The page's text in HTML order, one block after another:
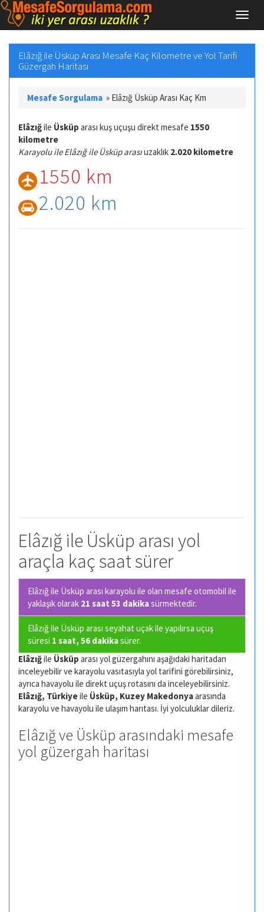
Elâzığ ile Üsküp Arası Mesafe Kaç Kilometre ve Yol Tarifi
Güzergah Haritası
Mesafe Sorgulama » Elâzığ Üsküp Arası Kaç Km
Elâzığile Üsküp arası kuş uçuşu direkt mesafe 1550
kilometre
Karayolu ile Elâzığ ile Üsküp arasıuzaklık 2.020 kilometre
1550 km
2.020 km
Elâzığ ile Üsküp arası yol
araçla kaç saat sürer
Elâzığ ile Üsküp arası karayolu ile olan mesafe otomobil ile
yaklaşık olarak 21 saat 53 dakikasürmektedir.
Elâzığ ile Üsküp arası seyahat uçak ile yapılırsa uçuş
süresi 1 saat, 56 dakikasürer.
Elâzığile Üsküp arası yol güzergahını aşağıdaki haritadan
inceleyebilir ve karayolu vasıtasıyla yol tarifini görebilirsiniz,
ayrıca havayolu ile direkt uçuş rotasını da inceleyebilirsiniz.
Elâzığ, Türkiyeile Üsküp, Kuzey Makedonyaarasında
karayolu ve havayolu ile ulaşım harıtası. İyi yolculuklar dileriz.
Elâzığ ve Üsküp arasındaki mesafe
yol güzergah haritası